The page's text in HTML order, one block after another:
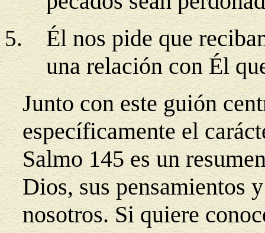
Él nos pide que
una relación con Él
Junto con este guión
específicamente el
Salmo 145 es un
Dios, sus pensamientos
nosotros. Si quiere